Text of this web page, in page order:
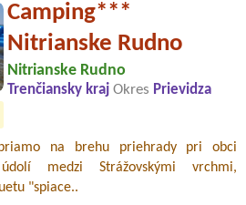
Camping***
Nitrianske Rudno
Nitrianske Rudno
Trenčiansky kraj Okres Prievidza
na brehu priehrady pri obci
medzi Strážovskými vrchmi,
"spiace..